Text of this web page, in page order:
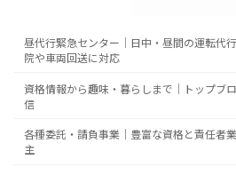
昼代行緊急センター｜日中・昼間の運転代
院や車両回送に対応
資格情報から趣味・暮らしまで｜トップブ
信
各種委託・請負事業｜豊富な資格と責任者
主